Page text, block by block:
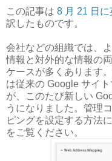
この記事は 8 月 21 日
訳したものです。
会社などの組織では、
情報と対外的な情報の
ケースが多くあります
は従来の Google サイ
が、このたび新しい
うになりました。管理
ピングを設定する方法
をご覧ください。